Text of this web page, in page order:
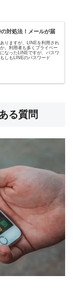
対処法！メールが届
りますが、LINEを利用され
。利用者も多くプライベー
なったLINEですが、パスワ
しもLINEのパスワード
る質問